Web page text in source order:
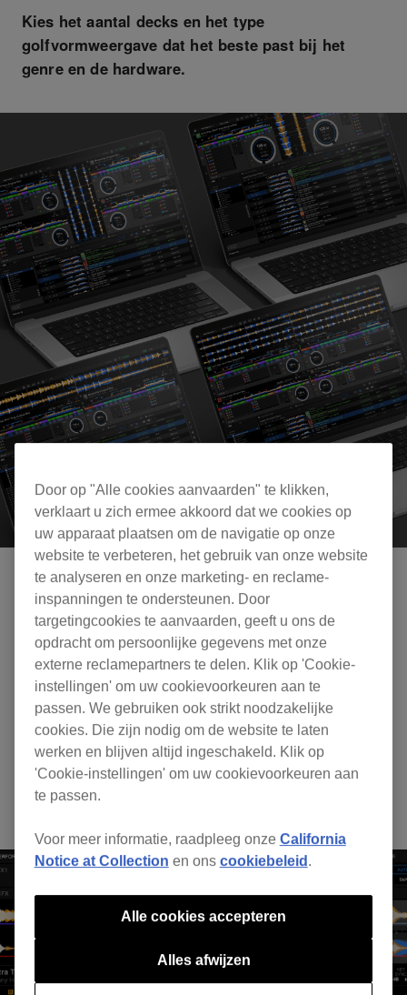
Kies het aantal decks en het type
golfvormweergave dat het beste past bij het
genre en de hardware.
Geautomatiseerde mixen en
effecten
Automatisering
Geniet van het gemak van geautomatiseerde
mixen en effecttoepassingen.
Door op "Alle cookies aanvaarden" te klikken,
verklaart u zich ermee akkoord dat we cookies op
uw apparaat plaatsen om de navigatie op onze
website te verbeteren, het gebruik van onze website
te analyseren en onze marketing- en reclame-
inspanningen te ondersteunen. Door
targetingcookies te aanvaarden, geeft u ons de
opdracht om persoonlijke gegevens met onze
externe reclamepartners te delen. Klik op 'Cookie-
instellingen' om uw cookievoorkeuren aan te
passen. We gebruiken ook strikt noodzakelijke
cookies. Die zijn nodig om de website te laten
werken en blijven altijd ingeschakeld. Klik op
'Cookie-instellingen' om uw cookievoorkeuren aan
te passen.
Voor meer informatie, raadpleeg onze California
Notice at Collection en ons cookiebeleid .
Alles afwijzen
Alle cookies accepteren